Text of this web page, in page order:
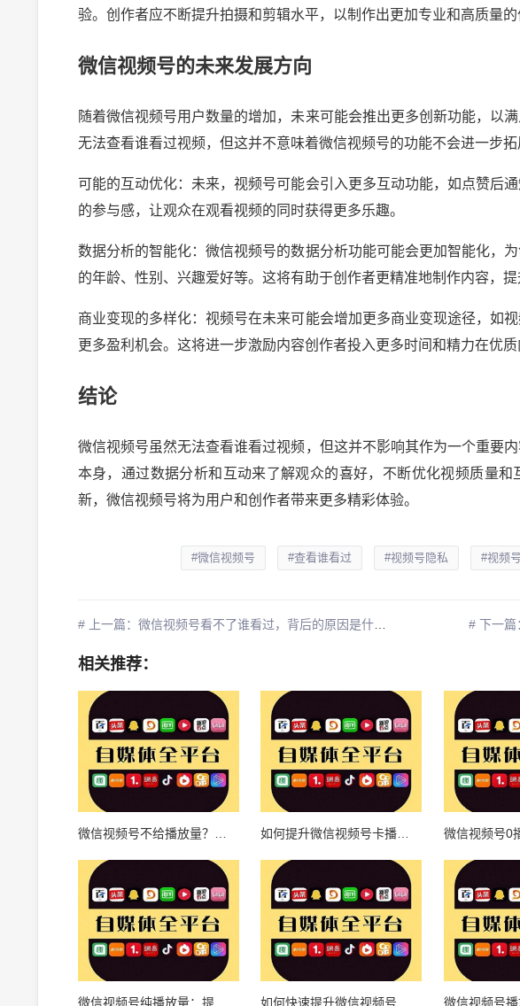
验。创作者应不断提升拍摄和剪辑水平，以制作出更加专业和高质量的
微信视频号的未来发展方向
随着微信视频号用户数量的增加，未来可能会推出更多创新功能，以
无法查看谁看过视频，但这并不意味着微信视频号的功能不会进一步拓
可能的互动优化：未来，视频号可能会引入更多互动功能，如点赞后
的参与感，让观众在观看视频的同时获得更多乐趣。
数据分析的智能化：微信视频号的数据分析功能可能会更加智能化，
的年龄、性别、兴趣爱好等。这将有助于创作者更精准地制作内容，提
商业变现的多样化：视频号在未来可能会增加更多商业变现途径，如
更多盈利机会。这将进一步激励内容创作者投入更多时间和精力在优质
结论
微信视频号虽然无法查看谁看过视频，但这并不影响其作为一个重要
本身，通过数据分析和互动来了解观众的喜好，不断优化视频质量和
新，微信视频号将为用户和创作者带来更多精彩体验。
#微信视频号 #查看谁看过 #视频号隐私 #视频
# 上一篇：微信视频号看不了谁看过，背后的原因是什么？
相关推荐：
微信视频号纯播放量：提升品牌曝光与用户增长的秘诀